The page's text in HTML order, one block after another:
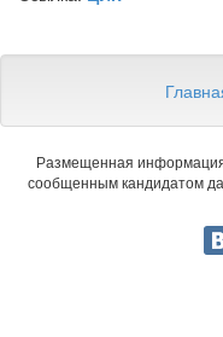
Размещенная
сообщенным кандидатом